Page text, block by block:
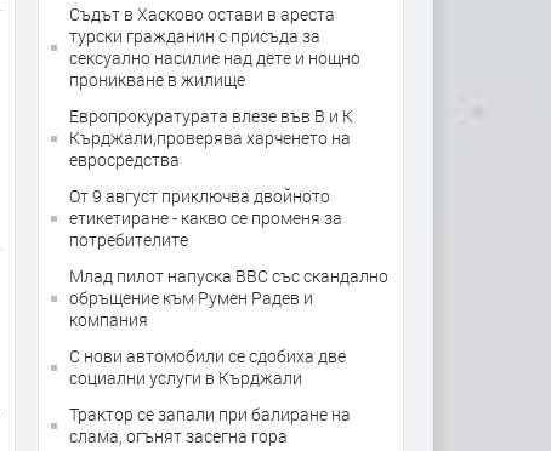
Съдът в Хасково остави в ареста
турски гражданин с присъда за
сексуално насилие над дете и нощно
проникване в жилище
Европрокуратурата влезе във В и К
Кърджали,проверява харченето на
евросредства
От 9 август приключва двойното
етикетиране - какво се променя за
потребителите
Млад пилот напуска ВВС със скандално
обръщение към Румен Радев и
компания
С нови автомобили се сдобиха две
социални услуги в Кърджали
Трактор се запали при балиране на
слама, огънят засегна гора